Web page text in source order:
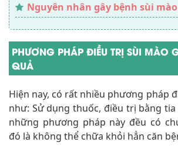
Nguyên nhân gây bệnh sùi
PHƯƠNG PHÁP ĐIỀU TRỊ SÙI MÀO
QUẢ
Hiện nay, có rất nhiều phương pháp
như: Sử dụng thuốc, điều trị bằng tia
những phương pháp này đều có
đó là không thể chữa khỏi hẳn căn